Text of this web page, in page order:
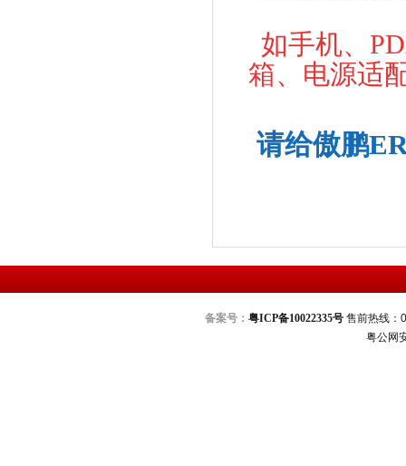
如手机、
箱、电源适
请给傲鹏
备案号： 粤ICP备10022335号 售前热线
粤公网